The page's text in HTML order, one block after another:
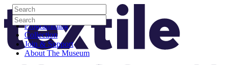
Skip to content
Visit
Programming
Collection
Join & Support
About The Museum
Search
Search
Search
Search
Site Logo